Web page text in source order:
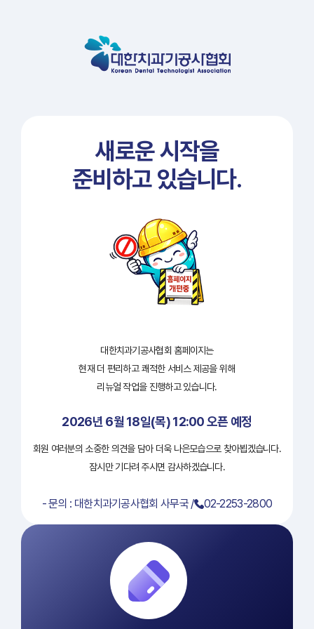
새로운 시작을
준비하고 있습니다.
대한치과기공사협회 홈페이지는
현재 더 편리하고 쾌적한 서비스 제공을 위해
리뉴얼 작업을 진행하고 있습니다.
2026년 6월 18일(목) 12:00 오픈 예정
회원 여러분의 소중한 의견을 담아 더욱 나은모습으로 찾아뵙겠습니다.
잠시만 기다려 주시면 감사하겠습니다.
- 문의 : 대한치과기공사협회 사무국 / 02-2253-2800